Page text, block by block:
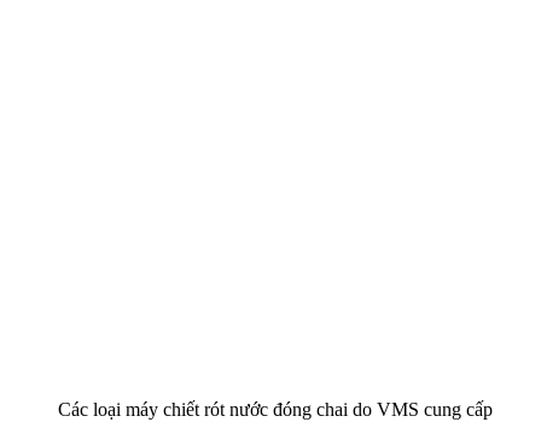
Các loại máy chiết rót nước đóng chai do VMS cung cấp